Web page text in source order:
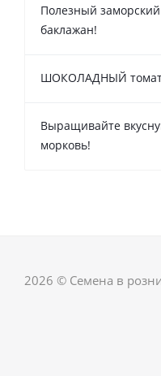
Полезный заморский
баклажан!
ШОКОЛАДНЫЙ
Выращивайте
морковь!
2026 © Семена в